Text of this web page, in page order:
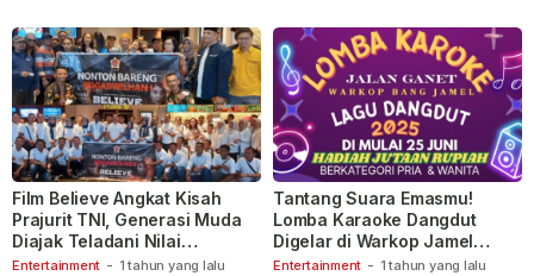
Entertainment - 1 tahun yang lalu
Film Believe Angkat Kisah
Prajurit TNI, Generasi Muda
Diajak Teladani Nilai
Keberanian
Entertainment - 1 tahun yang lalu
Tantang Suara Emasmu!
Lomba Karaoke Dangdut
Digelar di Warkop Jamel
Ganet